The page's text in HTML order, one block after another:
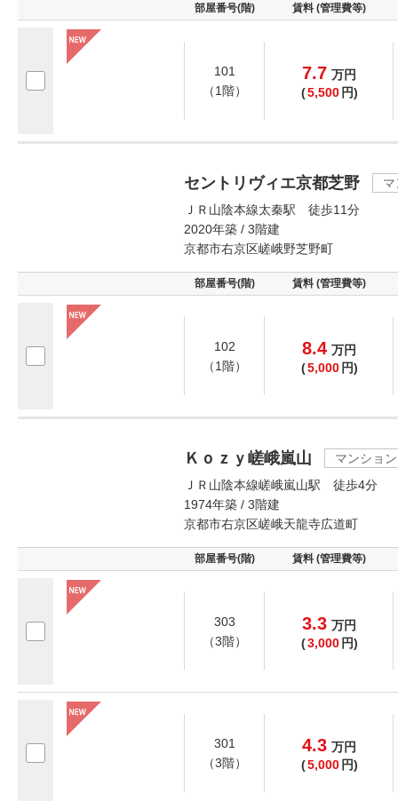
部屋番号(階) 賃料 (管理費等)
101
（1階）
7.7 万円
(5,500 円)
セントリヴィエ京都芝野
ＪＲ山陰本線太秦駅 徒歩11分
2020年築 / 3階建
京都市右京区嵯峨野芝野町
部屋番号(階) 賃料 (管理費等)
102
（1階）
8.4 万円
(5,000 円)
Ｋｏｚｙ嵯峨嵐山
マンション
ＪＲ山陰本線嵯峨嵐山駅 徒歩4分
1974年築 / 3階建
京都市右京区嵯峨天龍寺広道町
部屋番号(階) 賃料 (管理費等)
303
（3階）
3.3 万円
(3,000 円)
301
（3階）
4.3 万円
(5,000 円)